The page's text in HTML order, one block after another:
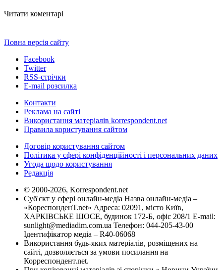
Читати коментарі
Повна версія сайту
Facebook
Twitter
RSS-стрічки
E-mail розсилка
Контакти
Реклама на сайті
Використання матеріалів korrespondent.net
Правила користування сайтом
Договір користування сайтом
Політика у сфері конфіденційності і персональних даних
Угода щодо користування
Редакція
© 2000-2026, Korrespondent.net
Суб'єкт у сфері онлайн-медіа Назва онлайн-медіа –
«КореспонденТ.net» Адреса: 02091, місто Київ,
ХАРКІВСЬКЕ ШОСЕ, будинок 172-Б, офіс 208/1 E-mail:
sunlight@mediadim.com.ua Телефон: 044-205-43-00
Ідентифікатор медіа – R40-06068
Використання будь-яких матеріалів, розміщених на
сайті, дозволяється за умови посилання на
Корреспондент.net.